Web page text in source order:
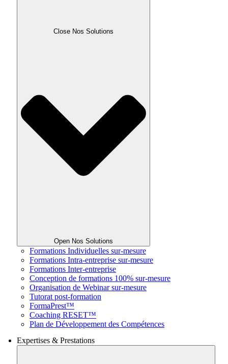
Close Nos Solutions
Open Nos Solutions
Formations Individuelles sur-mesure
Formations Intra-entreprise sur-mesure
Formations Inter-entreprise
Conception de formations 100% sur-mesure
Organisation de Webinar sur-mesure
Tutorat post-formation
FormaPrest™
Coaching RESET™
Plan de Développement des Compétences
Expertises & Prestations